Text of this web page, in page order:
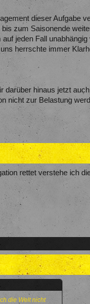
dieser Aufgabe
zum Saisonende
jeden Fall unabhängig
herrschte immer
darüber hinaus jetzt
nicht zur Belastung
rettet verstehe ich
die Welt nicht